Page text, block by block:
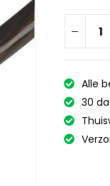
Alle
30